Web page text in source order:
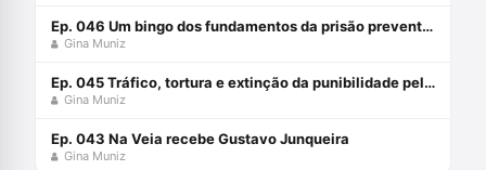
Ep. 046 Um bingo dos fundamentos da prisão preventiva: é melhor já ir se preparando
Gina Muniz
Ep. 045 Tráfico, tortura e extinção da punibilidade pela hipossuficiência: o que o STJ tem decidido?
Gina Muniz
Ep. 043 Na Veia recebe Gustavo Junqueira
Gina Muniz